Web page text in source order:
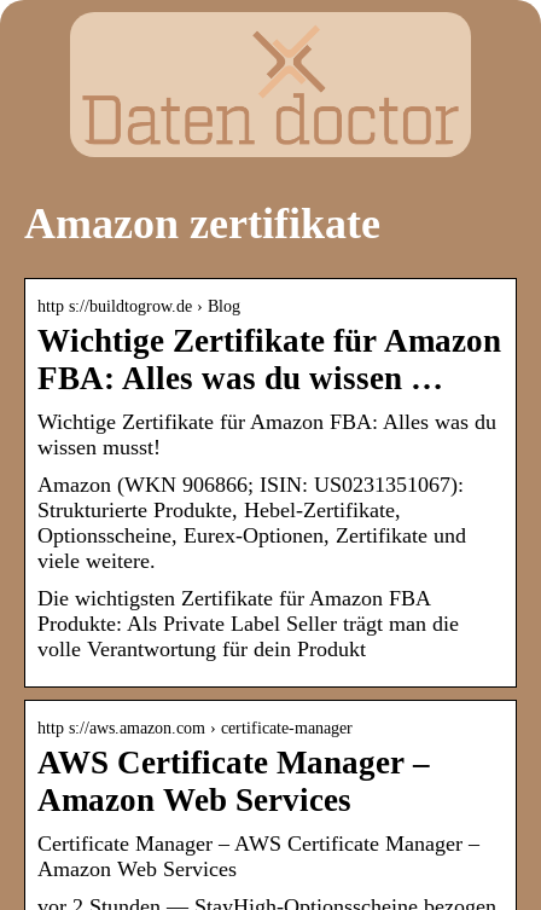
Amazon zertifikate
http s://buildtogrow.de › Blog
Wichtige Zertifikate für Amazon
FBA: Alles was du wissen …
Wichtige Zertifikate für Amazon FBA: Alles was du
wissen musst!
Amazon (WKN 906866; ISIN: US0231351067):
Strukturierte Produkte, Hebel-Zertifikate,
Optionsscheine, Eurex-Optionen, Zertifikate und
viele weitere.
Die wichtigsten Zertifikate für Amazon FBA
Produkte: Als Private Label Seller trägt man die
volle Verantwortung für dein Produkt
http s://aws.amazon.com › certificate-manager
AWS Certificate Manager –
Amazon Web Services
Certificate Manager – AWS Certificate Manager –
Amazon Web Services